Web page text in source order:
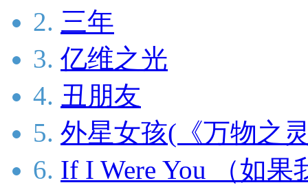
2. 三年
3. 亿维之光
4. 丑朋友
5. 外星女孩(《万物之
6. If I Were You （如